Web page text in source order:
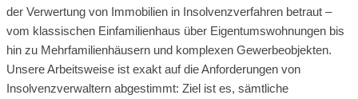
der Verwertung von Immobilien in Insolvenzverfahren betraut –
vom klassischen Einfamilienhaus über Eigentumswohnungen bis
hin zu Mehrfamilienhäusern und komplexen Gewerbeobjekten.
Unsere Arbeitsweise ist exakt auf die Anforderungen von
Insolvenzverwaltern abgestimmt: Ziel ist es, sämtliche